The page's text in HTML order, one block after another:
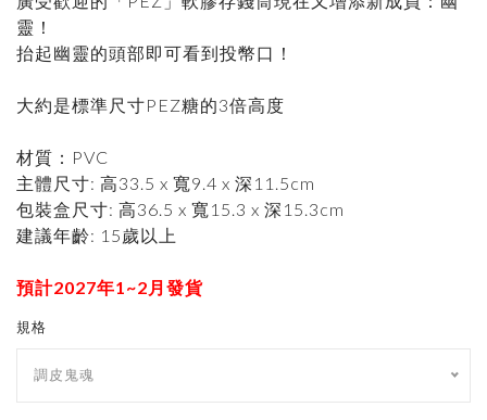
靈！
抬起幽靈的頭部即可看到投幣口！
大約是標準尺寸PEZ糖的3倍高度
材質：PVC
主體尺寸: 高33.5 x 寬9.4 x 深11.5cm
包裝盒尺寸: 高36.5 x 寬15.3 x 深15.3cm
建議年齡: 15歲以上
預計2027年1~2月發貨
規格
調皮鬼魂